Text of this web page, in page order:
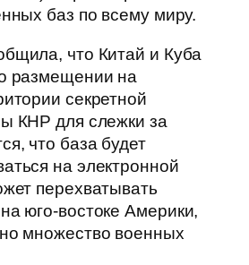
баз по всему миру.
что Китай и Куба
размещении на
секретной
КНР для слежки за
что база будет
на электронной
перехватывать
юго-востоке Америки,
множество военных